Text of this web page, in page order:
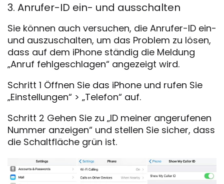
3. Anrufer-ID ein- und ausschalten
Sie können auch versuchen, die Anrufer-ID ein-
und auszuschalten, um das Problem zu lösen,
dass auf dem iPhone ständig die Meldung
„Anruf fehlgeschlagen“ angezeigt wird.
Schritt 1 Öffnen Sie das iPhone und rufen Sie
„Einstellungen“ > „Telefon“ auf.
Schritt 2 Gehen Sie zu „ID meiner angerufenen
Nummer anzeigen“ und stellen Sie sicher, dass
die Schaltfläche grün ist.